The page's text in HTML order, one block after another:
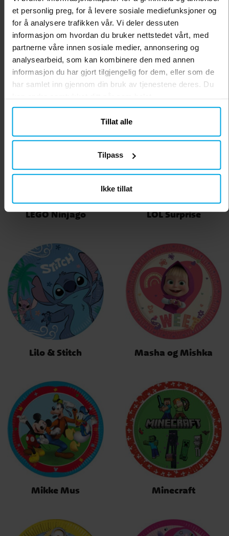
et personlig preg, for å levere sosiale mediefunksjoner og
for å analysere trafikken vår. Vi deler dessuten
informasjon om hvordan du bruker nettstedet vårt, med
partnerne våre innen sosiale medier, annonsering og
analysearbeid, som kan kombinere den med annen
informasjon du har gjort tilgjengelig for dem, eller som de
har samlet inn gjennom din bruk av tjenestene deres. Du
Tillat alle
Tilpass
Ikke tillat
Koala LEGO City
LEGO Ninjago LOL Surprise
Lilo & Stitch Masha og Mishka
Mikke Mus Minecraft